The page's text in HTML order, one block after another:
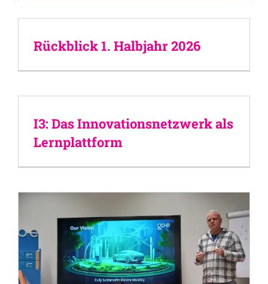
Rückblick 1. Halbjahr 2026
I3: Das Innovationsnetzwerk als
Lernplattform